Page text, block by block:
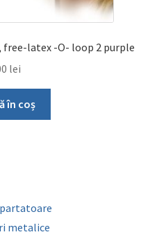
metalice
latex -O- loop 2 purple
lei
în coș